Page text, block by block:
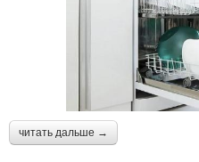
читать дальше →